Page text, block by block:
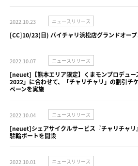
2022.10.23 ニュースリリース
[CC]10/23(日) バイチャリ浜松店グランドオー
2022.10.07 ニュースリリース
[neuet]【熊本エリア限定】くまモンプロデュー
2022」に合わせて、「チャリチャリ」の割引チ
ペーンを実施
2022.10.04 ニュースリリース
[neuet]シェアサイクルサービス『チャリチャリ
駐輪ポートを開設
2022.10.01 ニュースリリース